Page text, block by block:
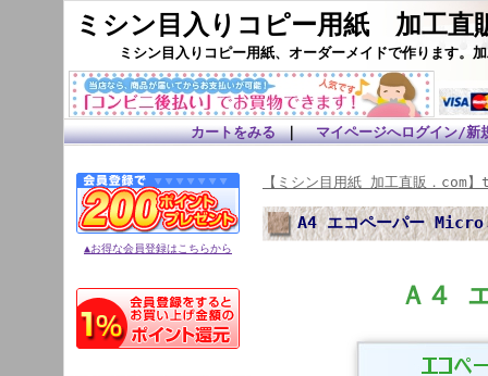
ミシン目入りコピー用紙 加工直
ミシン目入りコピー用紙、オーダーメイドで作ります。
カートをみる｜ マイページへログイン/新
▲お得な会員登録はこちらから
【ミシン目用紙 加工直販．com
A4 エコペーパー
Ａ４